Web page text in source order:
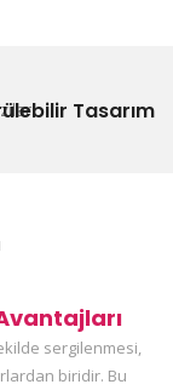
Tasarım
sergilenmesi,
biridir. Bu